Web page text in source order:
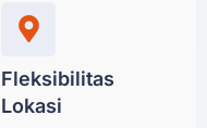
Fleksibilitas
Lokasi